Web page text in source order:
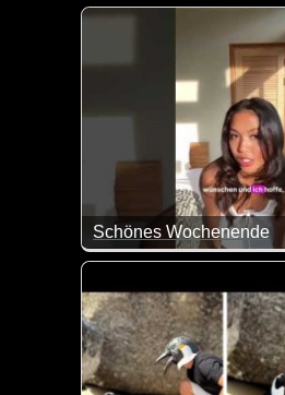
Katzen sind einfach
Schönes Wochenende
Und schwupps haben